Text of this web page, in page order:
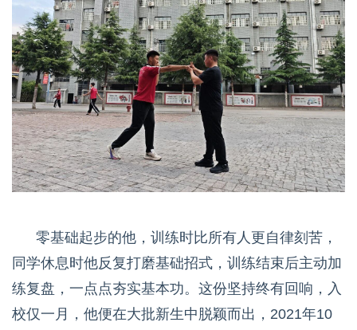
零基础起步的他，训练时比所有人更自律刻苦，
同学休息时他反复打磨基础招式，训练结束后主动加
练复盘，一点点夯实基本功。这份坚持终有回响，入
校仅一月，他便在大批新生中脱颖而出，2021年10